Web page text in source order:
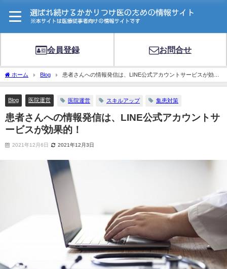
会員登録 お問合せ
ホーム Blog
患者さんへの情報発信は、LINE公式アカウントサービスが効果
的！
Blog 医院運営 医院運営 スキルアップ 集患対策
患者さんへの情報発信は、LINE公式アカウントサ
ービスが効果的！
2021年12月6日 2021年12月3日